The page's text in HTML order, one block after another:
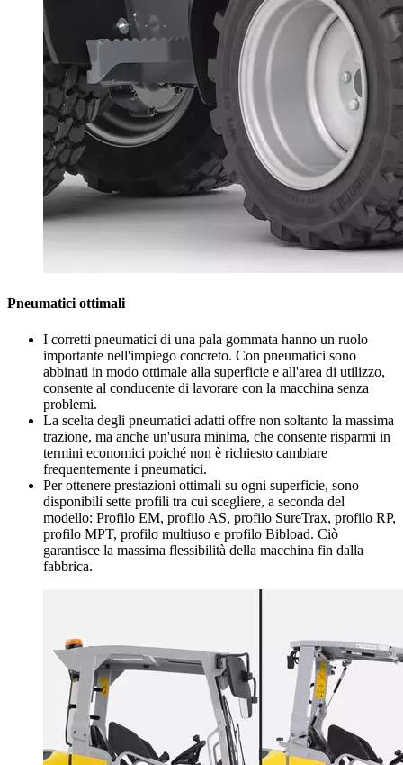
Pneumatici ottimali
I corretti pneumatici di una pala gommata hanno un ruolo
importante nell'impiego concreto. Con pneumatici sono
abbinati in modo ottimale alla superficie e all'area di utilizzo,
consente al conducente di lavorare con la macchina senza
problemi.
La scelta degli pneumatici adatti offre non soltanto la massima
trazione, ma anche un'usura minima, che consente risparmi in
termini economici poiché non è richiesto cambiare
frequentemente i pneumatici.
Per ottenere prestazioni ottimali su ogni superficie, sono
disponibili sette profili tra cui scegliere, a seconda del
modello: Profilo EM, profilo AS, profilo SureTrax, profilo RP,
profilo MPT, profilo multiuso e profilo Bibload. Ciò
garantisce la massima flessibilità della macchina fin dalla
fabbrica.